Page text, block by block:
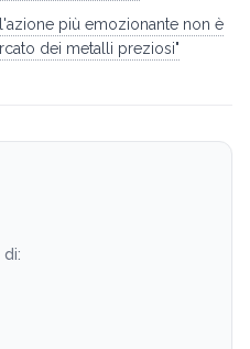
più emozionante non è
dei metalli preziosi"